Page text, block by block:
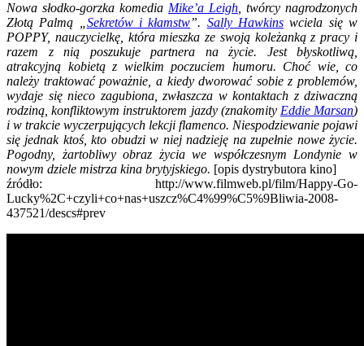
Nowa słodko-gorzka komedia Mike’a Leigh , twórcy nagrodzonych
Złotą Palmą „ Sekretów i kłamstw”. Sally Hawkins wciela się w
POPPY, nauczycielkę, która mieszka ze swoją koleżanką z pracy i
razem z nią poszukuje partnera na życie. Jest błyskotliwą,
atrakcyjną kobietą z wielkim poczuciem humoru. Choć wie, co
należy traktować poważnie, a kiedy dworować sobie z problemów,
wydaje się nieco zagubiona, zwłaszcza w kontaktach z dziwaczną
rodziną, konfliktowym instruktorem jazdy (znakomity Eddie Marsan)
i w trakcie wyczerpujących lekcji flamenco. Niespodziewanie pojawi
się jednak ktoś, kto obudzi w niej nadzieję na zupełnie nowe życie.
Pogodny, żartobliwy obraz życia we współczesnym Londynie w
nowym dziele mistrza kina brytyjskiego. [opis dystrybutora kino]
źródło: http://www.filmweb.pl/film/Happy-Go-
Lucky%2C+czyli+co+nas+uszcz%C4%99%C5%9Bliwia-2008-
437521/descs#prev